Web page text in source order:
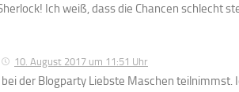
Ich weiß, dass die Chancen schlecht
10. August 2017 um 11:51 Uhr
bei der Blogparty Liebste Maschen